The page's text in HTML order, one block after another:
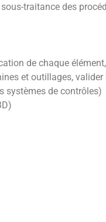
traitance des
de chaque
et outillages, valider
systèmes de contrôles)